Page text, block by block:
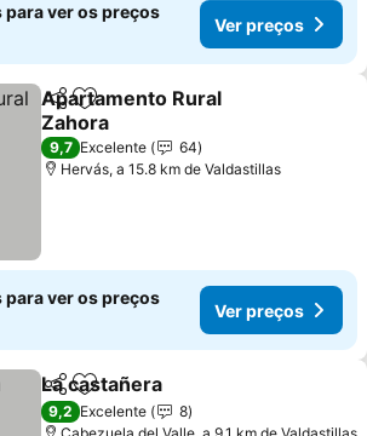
para ver os preços
Ver preços
PartilharAdicionar aos favoritos
Apartamento Rural
Zahora
9,7 Excelente
64
Hervás, a 15.8 km de Valdastillas
para ver os preços
Ver preços
PartilharAdicionar aos favoritos
La castañera
9,2 Excelente
8